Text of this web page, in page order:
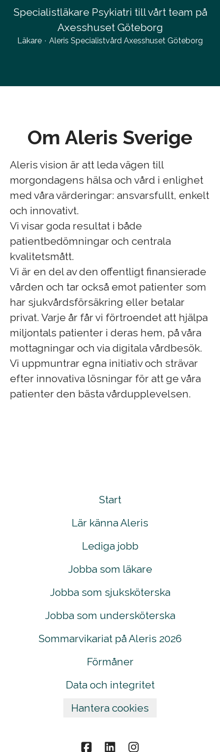
Specialistläkare Psykiatri till vårt team på
Axesshuset Göteborg
Läkare · Aleris Specialistvård Axesshuset Göteborg
Om Aleris Sverige
Aleris vision är att leda vägen till
morgondagens hälsa och vård i enlighet
med våra värderingar: ansvarsfullt, enkelt
och innovativt.
Vi visar goda resultat i både
patientbedömningar och centrala
kvalitetsmått.
Vi är en del av den offentligt finansierade
vården och tar också emot patienter som
har sjukvårdsförsäkring eller betalar
privat. Varje år får vi förtroendet att hjälpa
miljontals patienter i deras hem, på våra
mottagningar och via digitala vårdbesök.
Vi uppmuntrar egna initiativ och strävar
efter innovativa lösningar för att ge våra
patienter den bästa vårdupplevelsen.
Start
Lär känna Aleris
Lediga jobb
Jobba som läkare
Jobba som sjuksköterska
Jobba som undersköterska
Sommarvikariat på Aleris 2026
Förmåner
Data och integritet
Hantera cookies